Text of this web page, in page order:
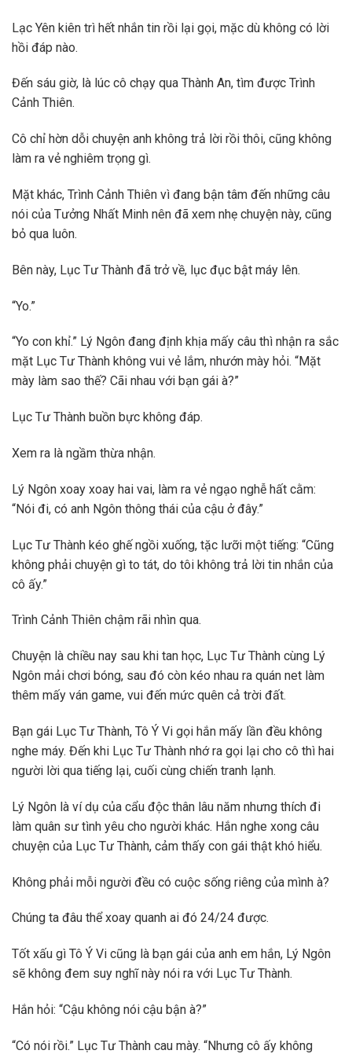
Lạc Yên kiên trì hết nhắn tin rồi lại gọi, mặc dù không có lời
hồi đáp nào.
Đến sáu giờ, là lúc cô chạy qua Thành An, tìm được Trình
Cảnh Thiên.
Cô chỉ hờn dỗi chuyện anh không trả lời rồi thôi, cũng không
làm ra vẻ nghiêm trọng gì.
Mặt khác, Trình Cảnh Thiên vì đang bận tâm đến những câu
nói của Tưởng Nhất Minh nên đã xem nhẹ chuyện này, cũng
bỏ qua luôn.
Bên này, Lục Tư Thành đã trở về, lục đục bật máy lên.
“Yo.”
“Yo con khỉ.” Lý Ngôn đang định khịa mấy câu thì nhận ra sắc
mặt Lục Tư Thành không vui vẻ lắm, nhướn mày hỏi. “Mặt
mày làm sao thế? Cãi nhau với bạn gái à?”
Lục Tư Thành buồn bực không đáp.
Xem ra là ngầm thừa nhận.
Lý Ngôn xoay xoay hai vai, làm ra vẻ ngạo nghễ hất cằm:
“Nói đi, có anh Ngôn thông thái của cậu ở đây.”
Lục Tư Thành kéo ghế ngồi xuống, tặc lưỡi một tiếng: “Cũng
không phải chuyện gì to tát, do tôi không trả lời tin nhắn của
cô ấy.”
Trình Cảnh Thiên chậm rãi nhìn qua.
Chuyện là chiều nay sau khi tan học, Lục Tư Thành cùng Lý
Ngôn mải chơi bóng, sau đó còn kéo nhau ra quán net làm
thêm mấy ván game, vui đến mức quên cả trời đất.
Bạn gái Lục Tư Thành, Tô Ý Vi gọi hắn mấy lần đều không
nghe máy. Đến khi Lục Tư Thành nhớ ra gọi lại cho cô thì hai
người lời qua tiếng lại, cuối cùng chiến tranh lạnh.
Lý Ngôn là ví dụ của cẩu độc thân lâu năm nhưng thích đi
làm quân sư tình yêu cho người khác. Hắn nghe xong câu
chuyện của Lục Tư Thành, cảm thấy con gái thật khó hiểu.
Không phải mỗi người đều có cuộc sống riêng của mình à?
Chúng ta đâu thể xoay quanh ai đó 24/24 được.
Tốt xấu gì Tô Ý Vi cũng là bạn gái của anh em hắn, Lý Ngôn
sẽ không đem suy nghĩ này nói ra với Lục Tư Thành.
Hắn hỏi: “Cậu không nói cậu bận à?”
“Có nói rồi.” Lục Tư Thành cau mày. “Nhưng cô ấy không